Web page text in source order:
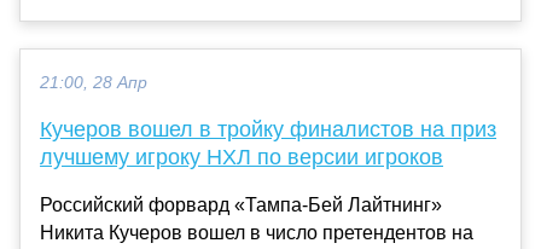
21:00, 28 Апр
Кучеров вошел в тройку финалистов на приз
лучшему игроку НХЛ по версии игроков
Российский форвард «Тампа-Бей Лайтнинг»
Никита Кучеров вошел в число претендентов на